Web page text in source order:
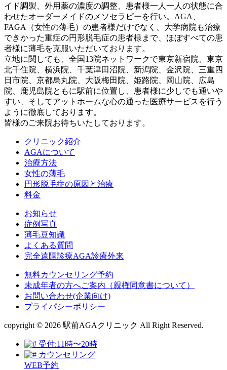
イド調製、外用薬の濃度の調整、患者様一人一人の状態に合
わせたオーダーメイドのメソセラピーを行い。AGA、
FAGA（女性の薄毛）の患者様だけでなく、大学病院も治療
できかった重症の円形脱毛症の患者様まで、ほぼすべての患
者様に薄毛を克服いただいております。
立地に関しても、全国13院ネットワークで東京新宿院、東京
北千住院、横浜院、千葉津田沼院、新潟院、金沢院、三重四
日市院、京都烏丸院、大阪梅田院、姫路院、岡山院、広島
院、鹿児島院ともに駅前に位置し、患者様に少しでも通いや
すい、そしてアットホームな心の通った医療サービスを行う
ように徹底しております。
皆様のご来院お待ちいたしております。
クリニック紹介
AGAについて
治療方法
女性の薄毛
円形脱毛症の原因と治療
料金
お知らせ
症例写真
薄毛豆知識
よくある質問
完全遠隔診療AGA診療外来
無料カウンセリング予約
未成年者の方へご案内（親権同意書について）
お問い合わせ(企業向け)
プライパシーポリシー
copyright © 2026 駅前AGAクリニック All Right Reserved.
受付:11時〜20時
カウンセリング
WEB予約